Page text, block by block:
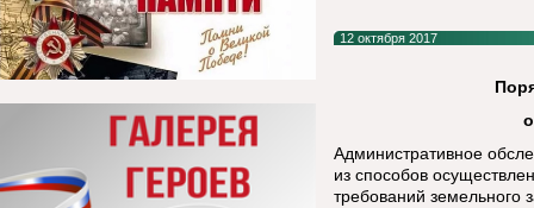
12 октября 2017
Административное
из способов
требований земельного